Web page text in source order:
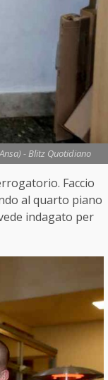
- Blitz Quotidiano
Faccio
al quarto piano
indagato per